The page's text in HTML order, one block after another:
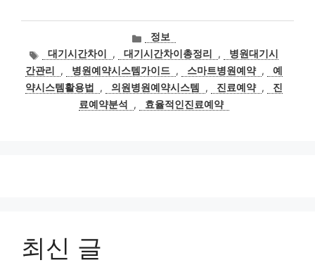
카
테
고
리
정보
태
그
대기시간차이 , 대기시간차이총정리 ,
병원대기시
간관리
, 병원예약시스템가이드 , 스마트병원예약 ,
예
약시스템활용법
, 의원병원예약시스템 , 진료예약 ,
진
료예약분석
, 효율적인진료예약
최신 글